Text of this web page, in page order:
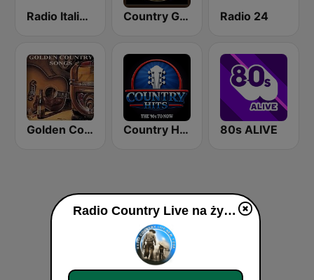
Radio Italia solomusicaitaliana Country Gold Radio Radio 24
Golden Country Songs Country Hits 80s ALIVE
Radio Country Live na żywo